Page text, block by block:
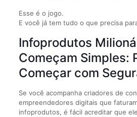
Esse é o jogo.
E você já tem tudo o que precisa
Infoprodutos
Começam Simples:
Começar com
Se você acompanha criadores de
empreendedores digitais que
infoprodutos, é fácil acreditar que